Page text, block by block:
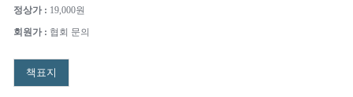
정상가 : 19,000원
회원가 : 협회 문의
책표지